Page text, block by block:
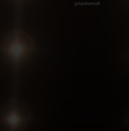
@tucinemall